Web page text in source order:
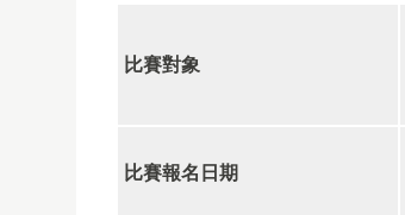
比賽對象
比賽報名日期